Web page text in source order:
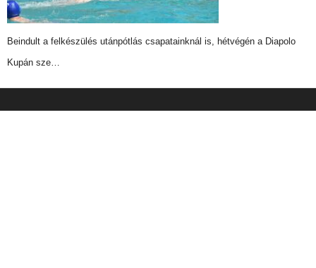
Beindult a felkészülés utánpótlás csapatainknál is, hétvégén a Diapolo
Kupán sze…